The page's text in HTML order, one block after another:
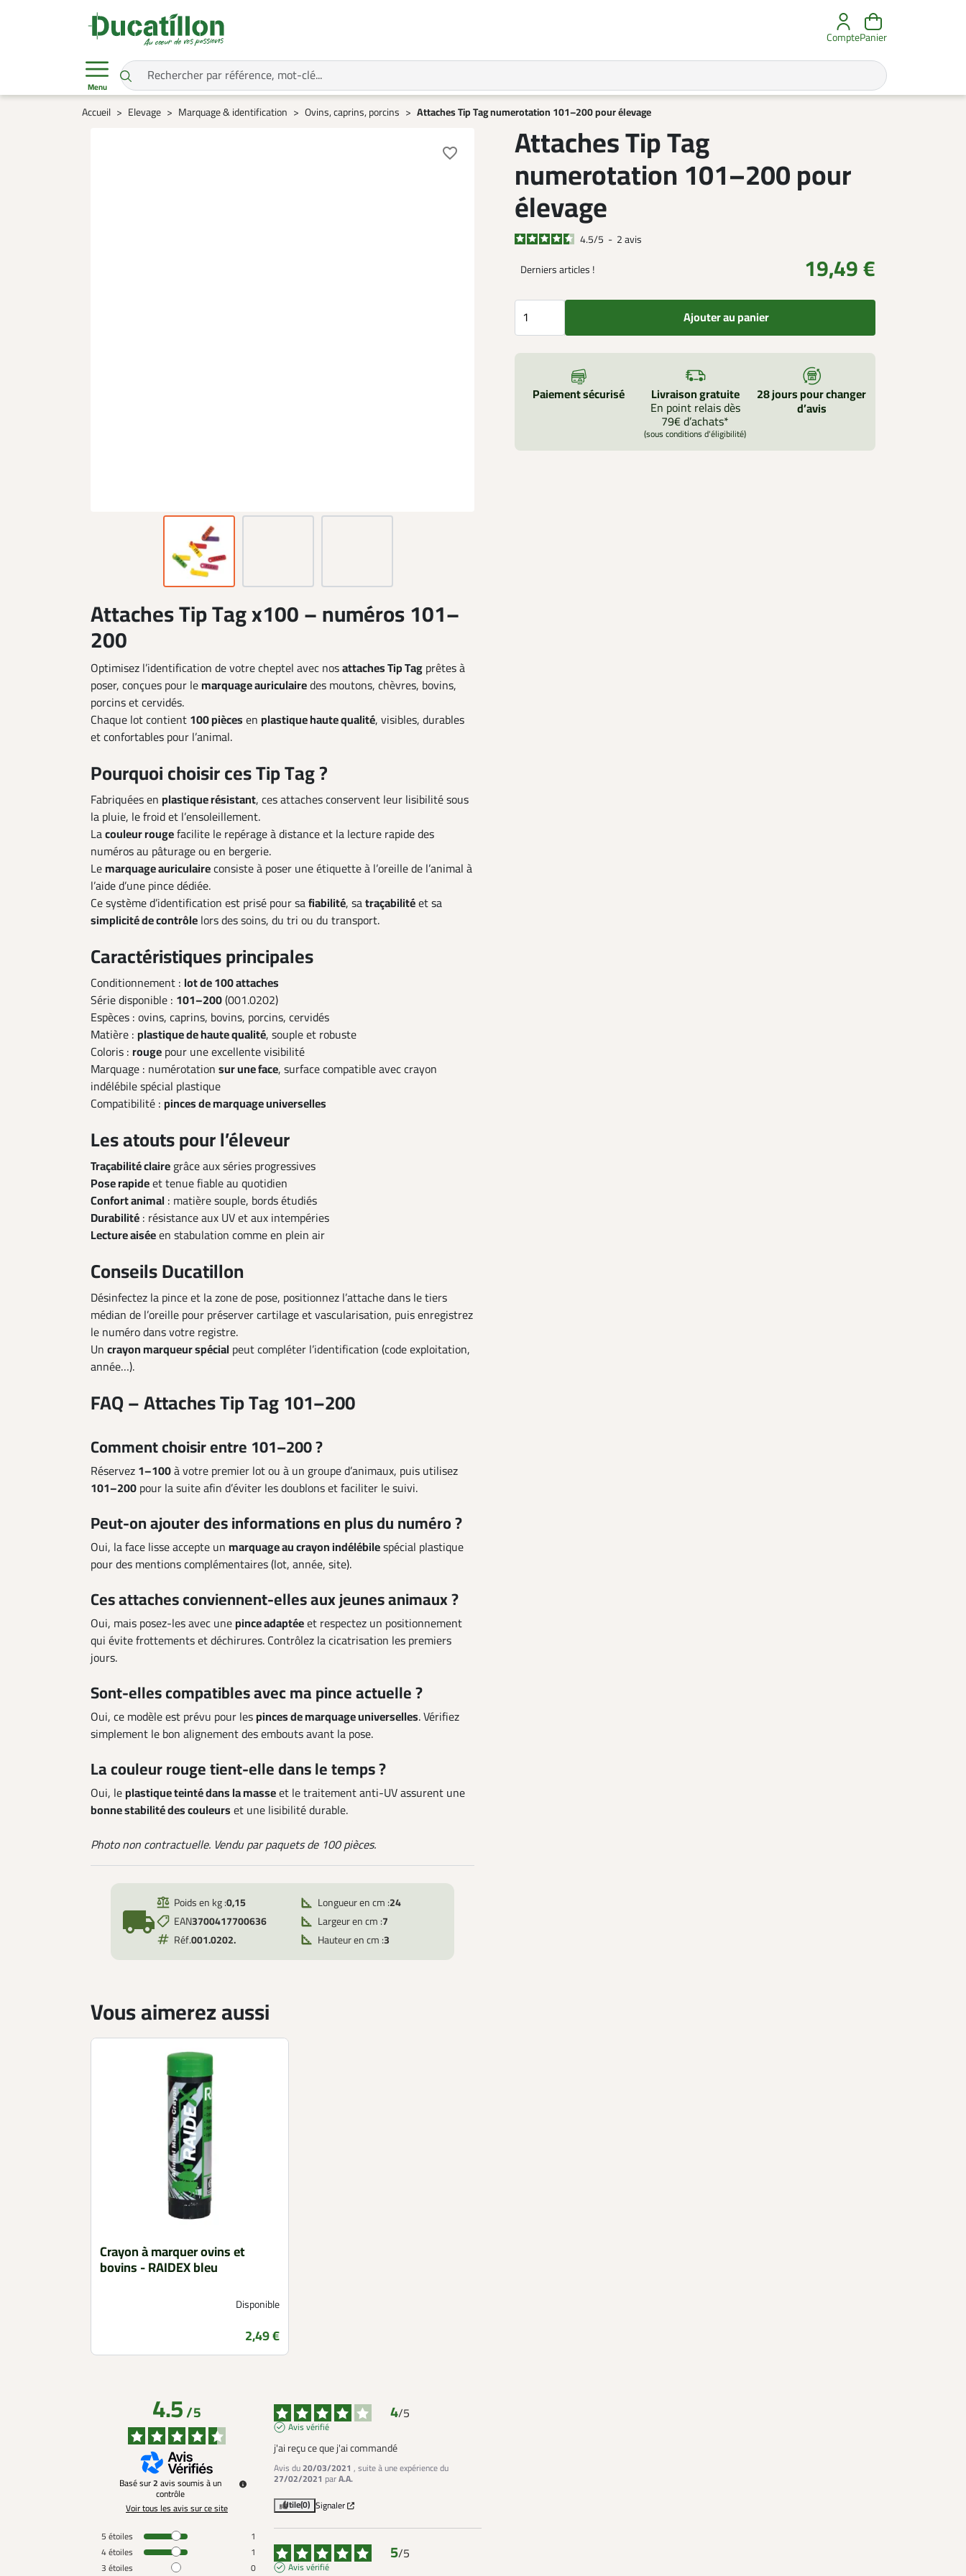
ComptePanier
Menu
Accueil Elevage Marquage & identification Ovins, caprins, porcins Attaches Tip Tag numerotation 101–200 pour élevage
favorite_border Attaches Tip Tag
numerotation 101–200 pour
élevage
4.5/5 - 2avis
Derniers articles !
19,49 €
Ajouter au panier
Paiement sécurisé Livraison gratuite
En point relais dès
79€ d’achats*
(sous conditions d'éligibilité)
28 jours pour changer
d’avis
Attaches Tip Tag x100 – numéros 101–
200
Optimisez l’identification de votre cheptel avec nosattaches Tip Tag prêtes à
poser, conçues pour lemarquage auriculairedes moutons, chèvres, bovins,
porcins et cervidés.
Chaque lot contient 100 pièces en plastique haute qualité, visibles, durables
et confortables pour l’animal.
Pourquoi choisir ces Tip Tag ?
Fabriquées en plastique résistant, ces attaches conservent leur lisibilité sous
la pluie, le froid et l’ensoleillement.
Lacouleur rougefacilite le repérage à distance et la lecture rapide des
numéros au pâturage ou en bergerie.
Lemarquage auriculaireconsiste à poser une étiquette à l’oreille de l’animal à
l’aide d’une pince dédiée.
Ce système d’identification est prisé pour safiabilité, satraçabilitéet sa
simplicité de contrôle lors des soins, du tri ou du transport.
Caractéristiques principales
Conditionnement : lot de 100 attaches
Série disponible : 101–200(001.0202)
Espèces : ovins, caprins, bovins, porcins, cervidés
Matière : plastique de haute qualité, souple et robuste
Coloris : rouge pour une excellente visibilité
Marquage : numérotation sur une face, surface compatible avec crayon
indélébile spécial plastique
Compatibilité : pinces de marquage universelles
Les atouts pour l’éleveur
Traçabilité clairegrâce aux séries progressives
Pose rapideet tenue fiable au quotidien
Confort animal : matière souple, bords étudiés
Durabilité : résistance aux UV et aux intempéries
Lecture aiséeen stabulation comme en plein air
Conseils Ducatillon
Désinfectez la pince et la zone de pose, positionnez l’attache dans le tiers
médian de l’oreille pour préserver cartilage et vascularisation, puis enregistrez
le numéro dans votre registre.
Un crayon marqueur spécial peut compléter l’identification (code exploitation,
année…).
FAQ – Attaches Tip Tag 101–200
Comment choisir entre 101–200 ?
Réservez 1–100à votre premier lot ou à un groupe d’animaux, puis utilisez
101–200 pour la suite afin d’éviter les doublons et faciliter le suivi.
Peut-on ajouter des informations en plus du numéro ?
Oui, la face lisse accepte un marquage au crayon indélébilespécial plastique
pour des mentions complémentaires (lot, année, site).
Ces attaches conviennent-elles aux jeunes animaux ?
Oui, mais posez-les avec unepince adaptéeet respectez un positionnement
qui évite frottements et déchirures. Contrôlez la cicatrisation les premiers
jours.
Sont-elles compatibles avec ma pince actuelle ?
Oui, ce modèle est prévu pour lespinces de marquage universelles. Vérifiez
simplement le bon alignement des embouts avant la pose.
La couleur rouge tient-elle dans le temps ?
Oui, leplastique teinté dans la masseet le traitement anti-UV assurent une
bonne stabilité des couleurs et une lisibilité durable.
Photo non contractuelle. Vendu par paquets de 100 pièces.
local_shipping
Poids en kg :0,15
EAN3700417700636
Réf.001.0202.
Longueur en cm :24
Largeur en cm :7
Hauteur en cm :3
Vous aimerez aussi
Crayon à marquer ovins et
bovins - RAIDEX bleu
Disponible
Prix
2,49 €
4.5/5
Basé sur2 avis soumis à un
contrôle
Voir tous les avis sur ce site
5 étoiles
1
4étoiles
1
3 étoiles 0
4/5
Avis vérifié
j'ai reçu ce que j'ai commandé
Avis du20/03/2021 , suite à une expérience du
27/02/2021 parA.A.
Utile(0) Signaler
5/5
Avis vérifié